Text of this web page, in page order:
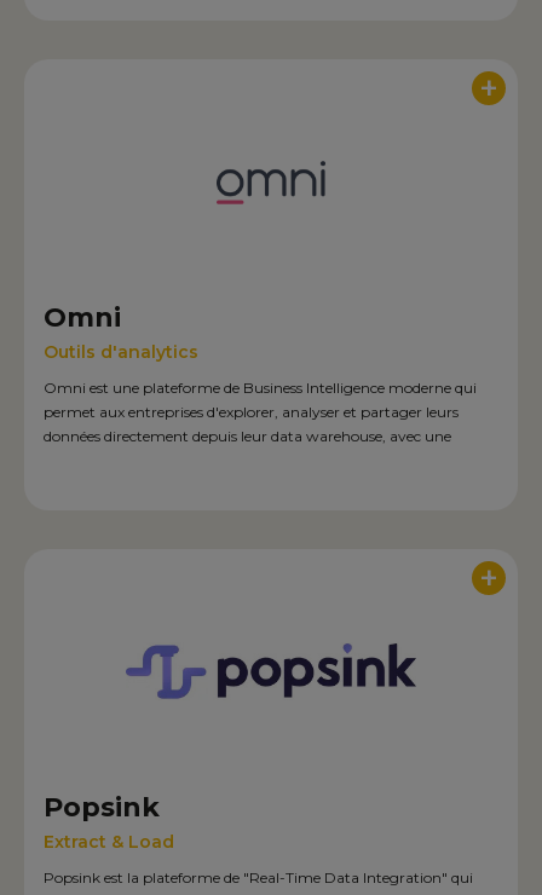
+
Omni
Outils d'analytics
Omni est une plateforme de Business Intelligence moderne qui
permet aux entreprises d'explorer, analyser et partager leurs
données directement depuis leur data warehouse, avec une
+
Popsink
Extract & Load
Popsink est la plateforme de "Real-Time Data Integration" qui